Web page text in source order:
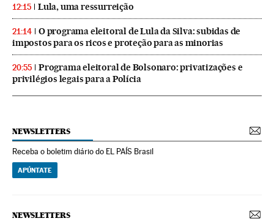
12:15 Lula, uma ressurreição
21:14
O programa eleitoral de Lula da Silva: subidas de
impostos para os ricos e proteção para as minorias
20:55
Programa eleitoral de Bolsonaro: privatizações e
privilégios legais para a Polícia
NEWSLETTERS
Receba o boletim diário do EL PAÍS Brasil
APÚNTATE
NEWSLETTERS